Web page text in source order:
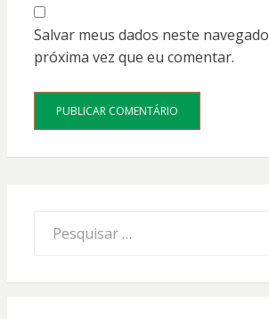
Salvar meus dados neste
próxima vez que eu comentar.
por: